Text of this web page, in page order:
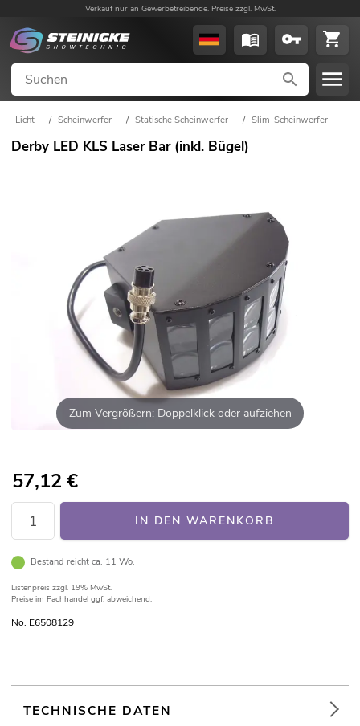
Verkauf nur an Gewerbetreibende. Preise zzgl. MwSt.
Licht / Scheinwerfer / Statische Scheinwerfer / Slim-Scheinwerfer
Derby LED KLS Laser Bar (inkl. Bügel)
Zum Vergrößern: Doppelklick oder aufziehen
57,12 €
IN DEN WARENKORB
Bestand reicht ca. 11 Wo.
Listenpreis zzgl. 19% MwSt.
Preise im Fachhandel ggf. abweichend.
No. E6508129
TECHNISCHE DATEN